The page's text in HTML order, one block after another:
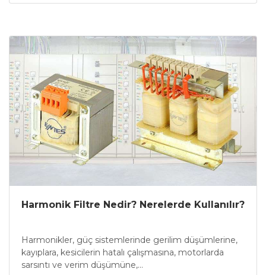
Harmonik Filtre Nedir? Nerelerde Kullanılır?
Harmonikler, güç sistemlerinde gerilim düşümlerine,
kayıplara, kesicilerin hatalı çalışmasına, motorlarda
sarsıntı ve verim düşümüne,...